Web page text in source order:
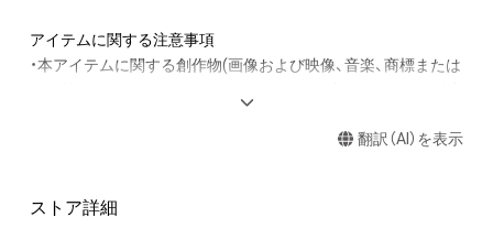
アイテムに関する注意事項
・本アイテムに関する創作物(画像および映像、音楽、商標または
産権(それらの権利を取得し、又はそれらの権利につき登録等を
けている者によって保護されています。そのため、本アイテム
翻訳（AI）を表示
ストア詳細